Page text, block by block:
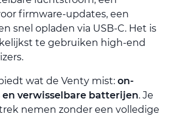
firmware-updates, een
snel opladen via USB-C. Het is
te gebruiken high-end
wat de Venty mist: on-
verwisselbare batterijen. Je
nemen zonder een volledige